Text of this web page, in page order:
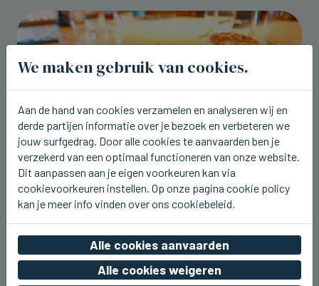
BRUGGE
Tartaar van tonijn en zonnevis op de
nieuwe weeklunch bij Breydel de
Coninc
do 06 augustus 2026, 17:43
We maken gebruik van cookies.
Aan de hand van cookies verzamelen en analyseren wij en
derde partijen informatie over je bezoek en verbeteren we
jouw surfgedrag. Door alle cookies te aanvaarden ben je
verzekerd van een optimaal functioneren van onze website.
Dit aanpassen aan je eigen voorkeuren kan via
cookievoorkeuren instellen. Op onze pagina cookie policy
kan je meer info vinden over ons cookiebeleid.
Alle cookies aanvaarden
Alle cookies weigeren